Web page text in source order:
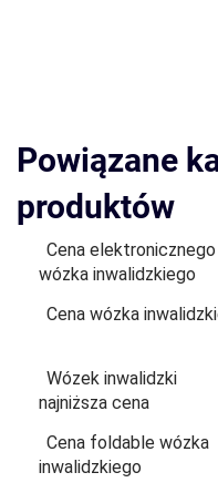
Powiązane
produktów
Cena elektronicznego
wózka inwalidzkiego
Cena wózka
Wózek inwalidzki
najniższa cena
Cena foldable wózka
inwalidzkiego